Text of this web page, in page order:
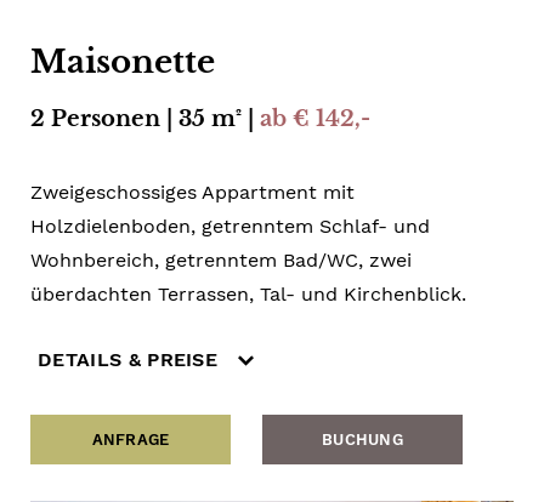
Maisonette
2 Personen | 35 m² | ab € 142,-
Zweigeschossiges Appartment mit
Holzdielenboden, getrenntem Schlaf- und
Wohnbereich, getrenntem Bad/WC, zwei
überdachten Terrassen, Tal- und Kirchenblick.
DETAILS & PREISE
ANFRAGE BUCHUNG